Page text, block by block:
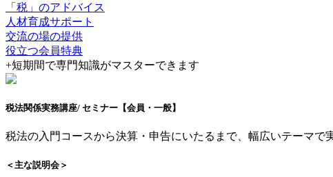
「税」のアドバイス
人材育成サポート
交流の場の提供
役立つ会員特典
+短期間で専門知識がマスターできます
税法関係実務講座/ セミナー 【会員・一般】
税法の入門コースから決算・申告にいたるまで、幅広いテーマで
＜主な説明会＞